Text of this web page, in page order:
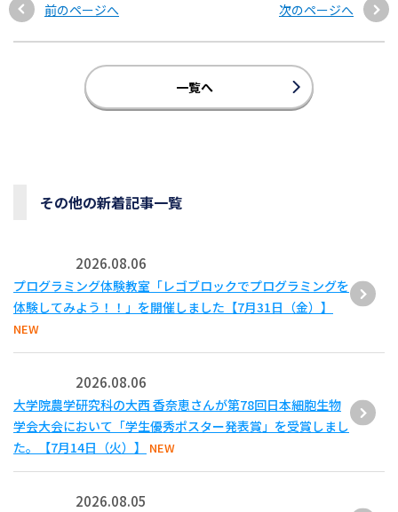
前のページへ 次のページへ
一覧へ
その他の新着記事一覧
2026.08.06
プログラミング体験教室「レゴブロックでプログラミングを
体験してみよう！！」を開催しました【7月31日（金）】
NEW
2026.08.06
大学院農学研究科の大西 香奈恵さんが第78回日本細胞生物
学会大会において「学生優秀ポスター発表賞」を受賞しまし
た。【7月14日（火）】
NEW
2026.08.05